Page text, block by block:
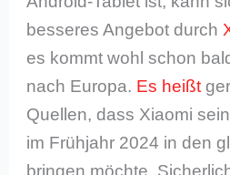
besseres Angebot durch
es kommt wohl schon
nach Europa. Es heißt
Quellen, dass Xiaomi
im Frühjahr 2024 in den
bringen möchte.